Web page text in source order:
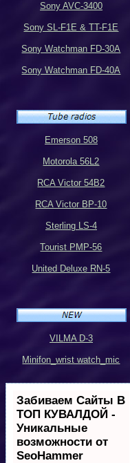
Sony AVC-3400
Sony SL-F1E & TT-F1E
Sony Watchman FD-30A
Sony Watchman FD-40A
Emerson 508
Motorola 56L2
RCA Victor 54B2
RCA Victor BP-10
Sterling LS-4
Tourist PMP-56
United Deluxe RN-5
VILMA D-3
Minifon_wrist watch_mic
Забиваем Сайты В
ТОП КУВАЛДОЙ -
Уникальные
возможности от
SeoHammer